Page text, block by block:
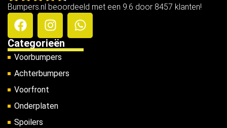
Bumpers.nl beoordeeld met een 9.6 door 8457 klanten!
Categorieën
Voorbumpers
Achterbumpers
Voorfront
Onderplaten
Spoilers